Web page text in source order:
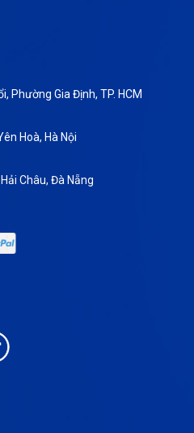
Phường Gia Định, TP. HCM
Hoà, Hà Nội
Châu, Đà Nẵng